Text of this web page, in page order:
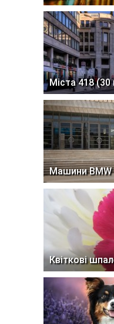
Міста 418
Машини BMW
Квіткові